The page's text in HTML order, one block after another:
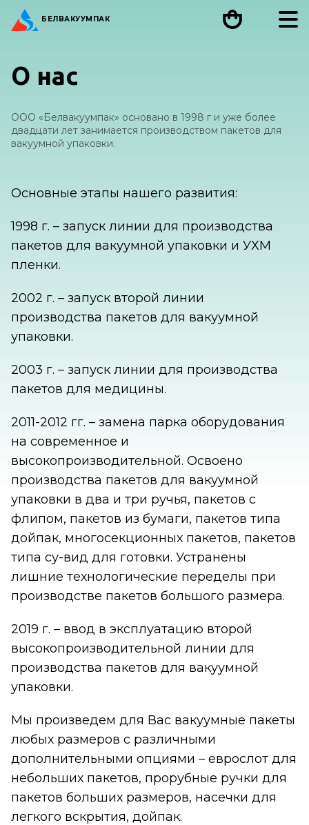
БЕЛВАКУУМПАК
О нас
ООО «Белвакуумпак» основано в 1998 г и уже более
двадцати лет занимается производством пакетов для
вакуумной упаковки.
Основные этапы нашего развития:
1998 г. – запуск линии для производства
пакетов для вакуумной упаковки и УХМ
пленки.
2002 г. – запуск второй линии
производства пакетов для вакуумной
упаковки.
2003 г. – запуск линии для производства
пакетов для медицины.
2011-2012 гг. – замена парка оборудования
на современное и
высокопроизводительной. Освоено
производства пакетов для вакуумной
упаковки в два и три ручья, пакетов с
флипом, пакетов из бумаги, пакетов типа
дойпак, многосекционных пакетов, пакетов
типа су-вид для готовки. Устранены
лишние технологические переделы при
производстве пакетов большого размера.
2019 г. – ввод в эксплуатацию второй
высокопроизводительной линии для
производства пакетов для вакуумной
упаковки.
Мы произведем для Вас вакуумные пакеты
любых размеров с различными
дополнительными опциями – еврослот для
небольших пакетов, прорубные ручки для
пакетов больших размеров, насечки для
легкого вскрытия, дойпак.